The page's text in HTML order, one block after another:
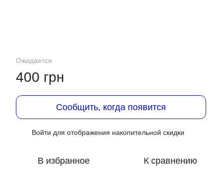
Ожидается
400 грн
Сообщить, когда появится
Войти для отображения накопительной скидки
В избранное К сравнению